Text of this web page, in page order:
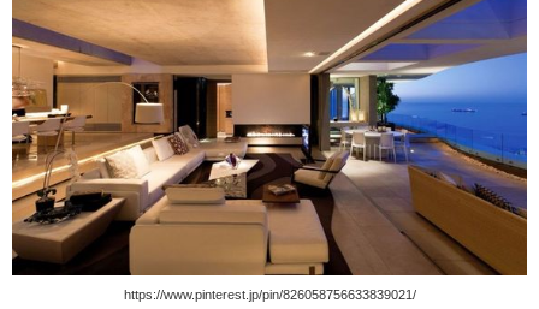
https://www.pinterest.jp/pin/826058756633839021/